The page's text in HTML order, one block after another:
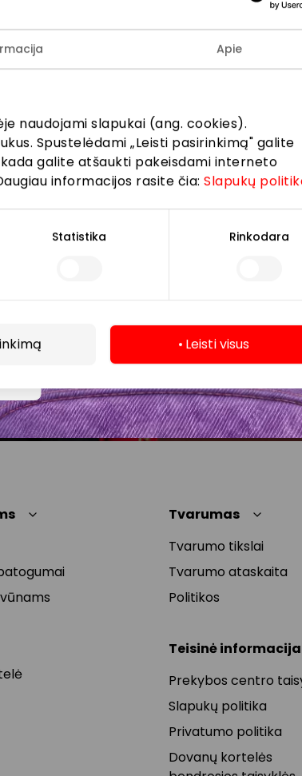
Apie
naudojami slapukai (ang. cookies).
Spustelėdami „Leisti pasirinkimą" galite
galite atšaukti pakeisdami interneto
informacijos rasite čia:Slapukų
Statistika Rinkodara
Leisti visus
bendruomenės
renginius ir naujausią informaciją iš
Tvarumas
Tvarumo tikslai
Tvarumo ataskaita
Politikos
Teisinė informacija
Prekybos centro
Slapukų politika
Privatumo politika
Dovanų kortelės